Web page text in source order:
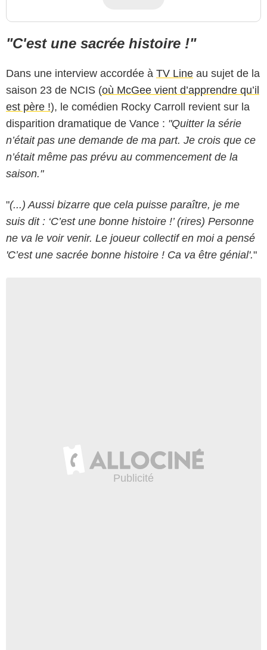
"C'est une sacrée histoire !"
Dans une interview accordée à TV Line au sujet de la
saison 23 de NCIS (où McGee vient d’apprendre qu’il
est père !), le comédien Rocky Carroll revient sur la
disparition dramatique de Vance : "Quitter la série
n’était pas une demande de ma part. Je crois que ce
n’était même pas prévu au commencement de la
saison."
"(...) Aussi bizarre que cela puisse paraître, je me
suis dit : ‘C’est une bonne histoire !’ (rires) Personne
ne va le voir venir. Le joueur collectif en moi a pensé
'C’est une sacrée bonne histoire ! Ca va être génial'."